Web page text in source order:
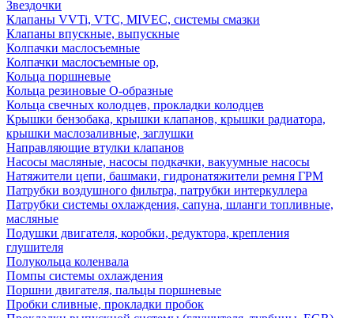
Звездочки
Клапаны VVTi, VTC, MIVEC, системы смазки
Клапаны впускные, выпускные
Колпачки маслосъемные
Колпачки маслосъемные ор,
Кольца поршневые
Кольца резиновые О-образные
Кольца свечных колодцев, прокладки колодцев
Крышки бензобака, крышки клапанов, крышки радиатора,
крышки маслозаливные, заглушки
Направляющие втулки клапанов
Насосы масляные, насосы подкачки, вакуумные насосы
Натяжители цепи, башмаки, гидронатяжители ремня ГРМ
Патрубки воздушного фильтра, патрубки интеркуллера
Патрубки системы охлаждения, сапуна, шланги топливные,
масляные
Подушки двигателя, коробки, редуктора, крепления
глушителя
Полукольца коленвала
Помпы системы охлаждения
Поршни двигателя, пальцы поршневые
Пробки сливные, прокладки пробок